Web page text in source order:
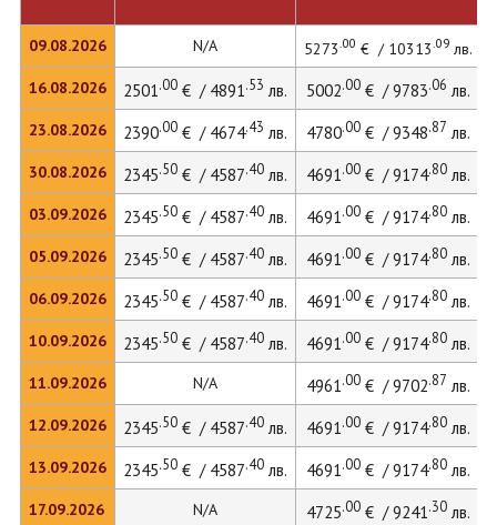
09.08.2026
16.08.2026
23.08.2026
30.08.2026
03.09.2026
05.09.2026
06.09.2026
10.09.2026
11.09.2026
12.09.2026
13.09.2026
17.09.2026
N/A 5273.00 € / 10313.09лв.
2501.00€ / 4891.53 лв. 5002.00€ / 9783.06 лв.
2390.00€ / 4674.43 лв. 4780.00€ / 9348.87 лв.
2345.50€ / 4587.40лв. 4691.00€ / 9174.80лв.
2345.50€ / 4587.40лв. 4691.00€ / 9174.80лв.
2345.50€ / 4587.40лв. 4691.00€ / 9174.80лв.
2345.50€ / 4587.40лв. 4691.00€ / 9174.80лв.
2345.50€ / 4587.40лв. 4691.00€ / 9174.80лв.
N/A 4961.00€ / 9702.87 лв.
2345.50€ / 4587.40лв. 4691.00€ / 9174.80лв.
2345.50€ / 4587.40лв. 4691.00€ / 9174.80лв.
N/A 4725.00€ / 9241.30лв.